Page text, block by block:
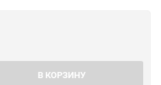
В КОРЗИНУ